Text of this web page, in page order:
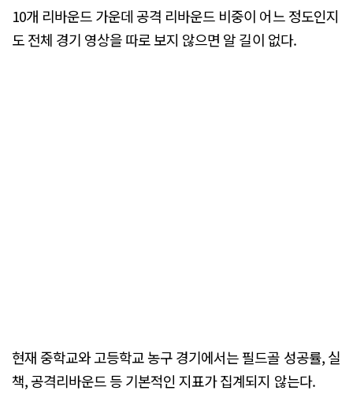
10개 리바운드 가운데 공격 리바운드 비중이 어느 정도인지
도 전체 경기 영상을 따로 보지 않으면 알 길이 없다.
현재 중학교와 고등학교 농구 경기에서는 필드골 성공률, 실
책, 공격리바운드 등 기본적인 지표가 집계되지 않는다.